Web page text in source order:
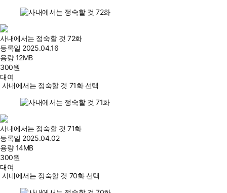
사내에서는 정숙할 것 72화
등록일 2025.04.16
용량12MB
300원
대여
사내에서는 정숙할 것 71화 선택
사내에서는 정숙할 것 71화
등록일 2025.04.02
용량14MB
300원
대여
사내에서는 정숙할 것 70화 선택